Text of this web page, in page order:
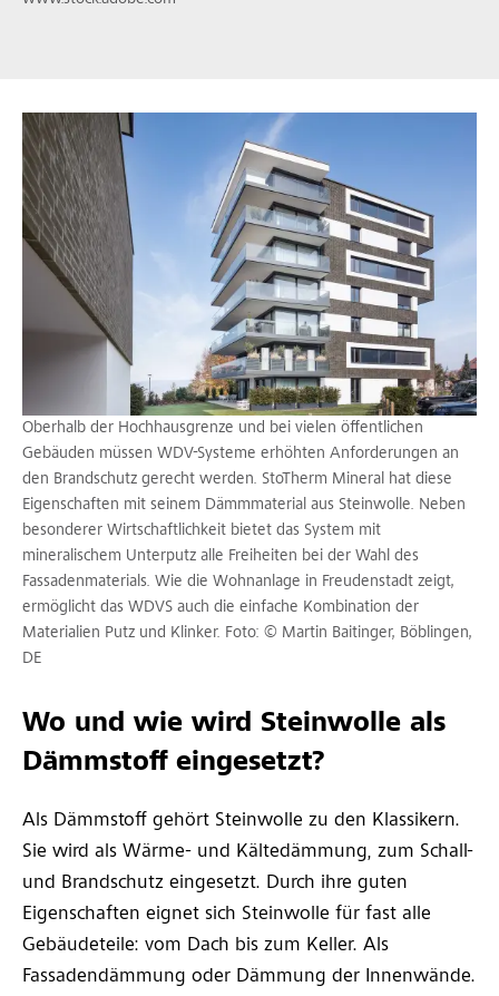
Wo und wie wird Steinwolle als
Dämmstoff eingesetzt?
Als Dämmstoff gehört Steinwolle zu den Klassikern.
Sie wird als Wärme- und Kältedämmung, zum Schall-
und Brandschutz eingesetzt. Durch ihre guten
Eigenschaften eignet sich Steinwolle für fast alle
Gebäudeteile: vom Dach bis zum Keller. Als
Fassadendämmung oder Dämmung der Innenwände.
Oberhalb der Hochhausgrenze und bei vielen öffentlichen
Gebäuden müssen WDV-Systeme erhöhten Anforderungen an
den Brandschutz gerecht werden. StoTherm Mineral hat diese
Eigenschaften mit seinem Dämmmaterial aus Steinwolle. Neben
besonderer Wirtschaftlichkeit bietet das System mit
mineralischem Unterputz alle Freiheiten bei der Wahl des
Fassadenmaterials. Wie die Wohnanlage in Freudenstadt zeigt,
ermöglicht das WDVS auch die einfache Kombination der
Materialien Putz und Klinker. Foto: © Martin Baitinger, Böblingen,
DE